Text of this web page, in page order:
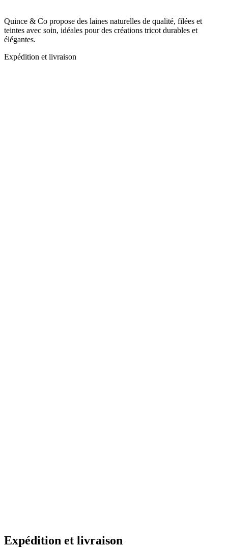
Quince & Co propose des laines naturelles de qualité, filées et
teintes avec soin, idéales pour des créations tricot durables et
élégantes.
Expédition et livraison
Expédition et livraison